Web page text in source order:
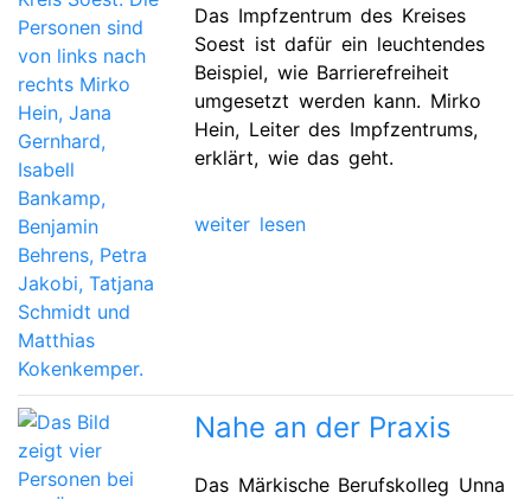
Das Impfzentrum des Kreises
Soest ist dafür ein leuchtendes
Beispiel, wie Barrierefreiheit
umgesetzt werden kann. Mirko
Hein, Leiter des Impfzentrums,
erklärt, wie das geht.
weiter lesen
Nahe an der Praxis
Das Märkische Berufskolleg Unna